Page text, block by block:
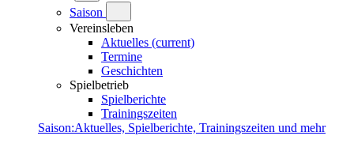
Saison
Vereinsleben
Aktuelles (current)
Termine
Geschichten
Spielbetrieb
Spielberichte
Trainingszeiten
Saison:Aktuelles, Spielberichte, Trainingszeiten und mehr